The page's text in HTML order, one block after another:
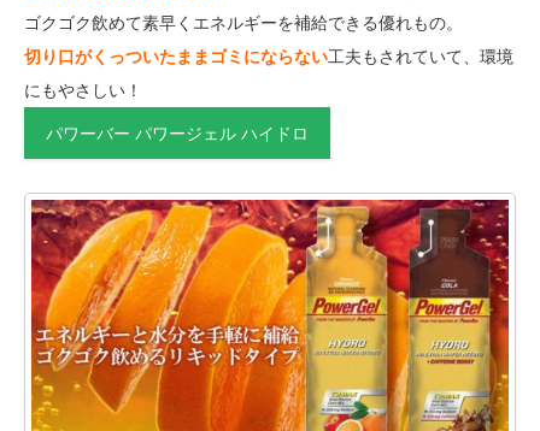
ゴクゴク飲めて素早くエネルギーを補給できる優れもの。
切り口がくっついたままゴミにならない工夫もされていて、環境
にもやさしい！
パワーバー パワージェル ハイドロ